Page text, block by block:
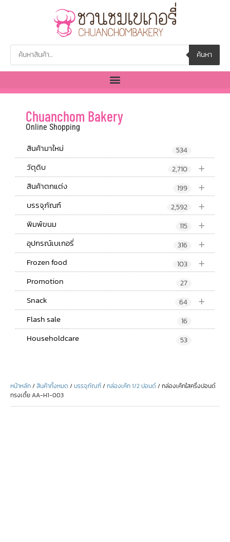
ค้นหา
Chuanchom Bakery
Online Shopping
สินค้ามาใหม่ 534
+
วัตุดิบ 2,710
+
สินค้าตกแต่ง 199
+
บรรจุภัณฑ์ 2,592
+
พิมพ์ขนม 115
+
อุปกรณ์เบเกอรี่ 316
+
Frozen food 103
Promotion 27
+
Snack 64
Flash sale 16
Householdcare 53
หน้าหลัก/สินค้าทั้งหมด /บรรจุภัณฑ์/กล่องเค้ก 1/2 ปอนด์/ กล่องเค้กใสครึ่งปอนด์
ทรงเตี้ย AA-H1-003